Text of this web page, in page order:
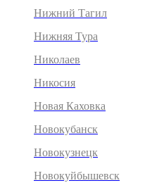
Нижний Тагил
Нижняя Тура
Николаев
Никосия
Новая Каховка
Новокубанск
Новокузнецк
Новокуйбышевск